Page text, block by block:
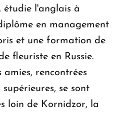
étudie l'anglais à
en management
et une formation de
fleuriste en Russie.
amies, rencontrées
se sont
loin de Kornidzor, la